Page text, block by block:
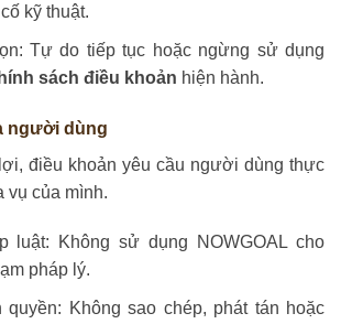
kỹ thuật.
Tự do tiếp tục hoặc ngừng sử dụng
sách điều khoản hiện hành.
người dùng
điều khoản yêu cầu người dùng thực
vụ của mình.
luật: Không sử dụng NOWGOAL cho
pháp lý.
quyền: Không sao chép, phát tán hoặc